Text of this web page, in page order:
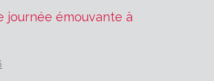
journée émouvante à